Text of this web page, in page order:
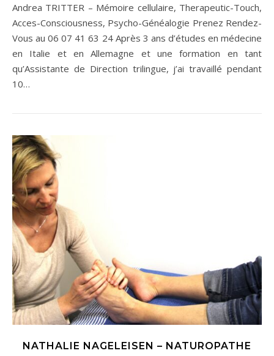
Andrea TRITTER – Mémoire cellulaire, Therapeutic-Touch,
Acces-Consciousness, Psycho-Généalogie Prenez Rendez-
Vous au 06 07 41 63 24 Après 3 ans d’études en médecine
en Italie et en Allemagne et une formation en tant
qu’Assistante de Direction trilingue, j’ai travaillé pendant
10…
NATHALIE NAGELEISEN – NATUROPATHE